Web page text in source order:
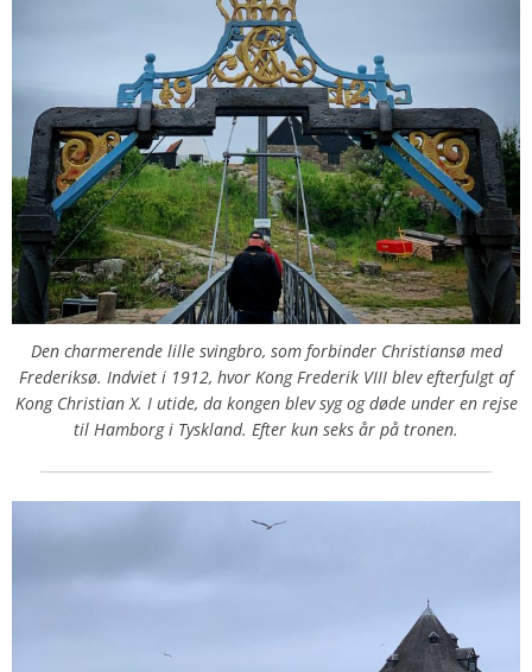
Den charmerende lille svingbro, som forbinder Christiansø med
Frederiksø. Indviet i 1912, hvor Kong Frederik VIII blev efterfulgt af
Kong Christian X. I utide, da kongen blev syg og døde under en rejse
til Hamborg i Tyskland. Efter kun seks år på tronen.